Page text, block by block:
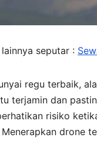
seputar :
regu terbaik,
terjamin dan
risiko
drone